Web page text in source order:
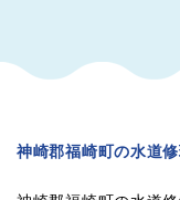
神崎郡福崎町の水道